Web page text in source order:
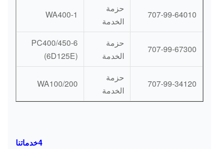
707-99-64010
حزمة
الخدمة
WA400-1
707-99-67300
حزمة
الخدمة
PC400/450-6
(6D125E)
707-99-34120
حزمة
الخدمة
WA100/200
4خدماتنا